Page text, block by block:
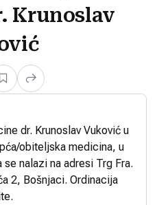
Krunoslav
dr. Krunoslav Vuković u
obiteljska medicina, u
nalazi na adresi Trg Fra.
2, Bošnjaci. Ordinacija